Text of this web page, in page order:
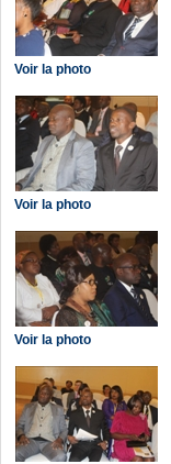
Voir la photo
Voir la photo
Voir la photo